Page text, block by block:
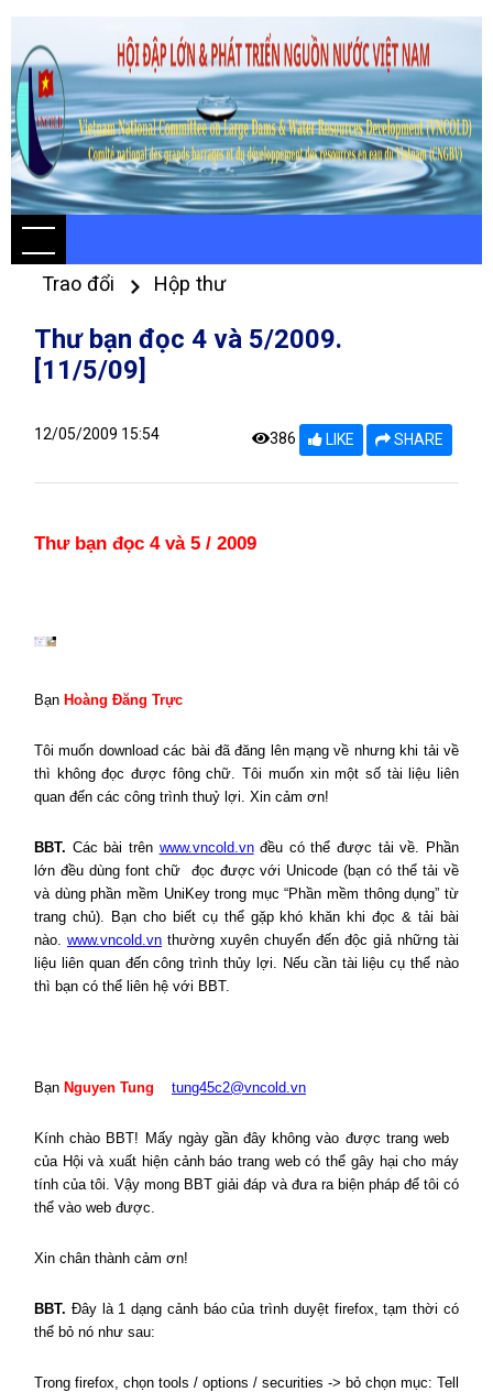
Trao đổi Hộp thư
Thư bạn đọc 4 và 5/2009.
[11/5/09]
12/05/2009 15:54 386 LIKE SHARE
Thư bạn đọc 4 và 5 / 2009
Bạn Hoàng Đăng Trực
Tôi muốn download các bài đã đăng lên mạng về nhưng khi tải về
thì không đọc được fông chữ. Tôi muốn xin một số tài liệu liên
quan đến các công trình thuỷ lợi. Xin cảm ơn!
BBT. Các bài trên www.vncold.vnđều có thể được tải về. Phần
lớn đều dùng font chữ
đọc được với Unicode (bạn có thể tải về
và dùng phần mềm UniKey trong mục “Phần mềm thông dụng” từ
trang chủ). Bạn cho biết cụ thể gặp khó khăn khi đọc & tải bài
nào. www.vncold.vn thường xuyên chuyển đến độc giả những tài
liệu liên quan đến công trình thủy lợi. Nếu cần tài liệu cụ thể nào
thì bạn có thể liên hệ với BBT.
Bạn Nguyen Tung tung45c2@vncold.vn
Kính chào BBT! Mấy ngày gần đây không vào được trang web
của Hội và xuất hiện cảnh báo trang web có thể gây hại cho máy
tính của tôi. Vậy mong BBT giải đáp và đưa ra biện pháp để tôi có
thể vào web được.
Xin chân thành cảm ơn!
BBT. Đây là 1 dạng cảnh báo của trình duyệt firefox, tạm thời có
thể bỏ nó như sau:
Trong firefox, chọn tools / options / securities -> bỏ chọn mục: Tell